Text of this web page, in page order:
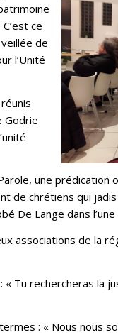
ce
de
l’Unité
Godrie
une prédication
de chrétiens qui
De Lange dans
de la
Tu rechercheras la
: « Nous nous